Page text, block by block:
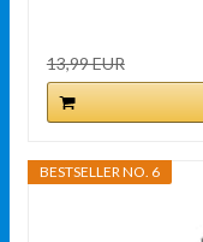
13,99 EUR
BESTSELLER NO. 6